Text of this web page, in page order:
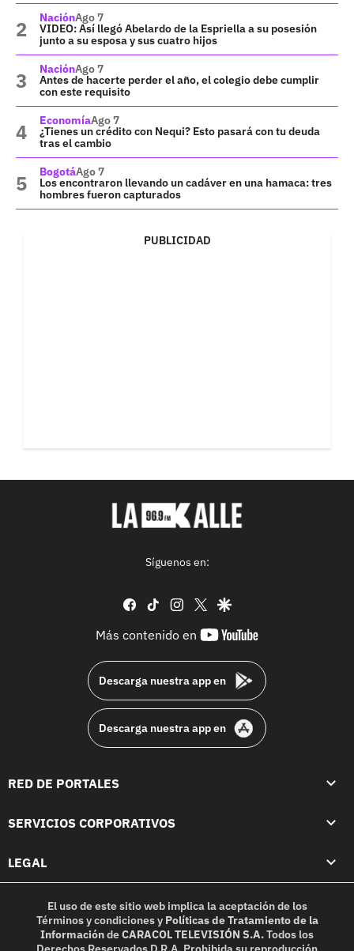
NaciónAgo 7
VIDEO: Así llegó Abelardo de la Espriella a su posesión
junto a su esposa y sus cuatro hijos
NaciónAgo 7
Antes de hacerte perder el año, el colegio debe cumplir
con este requisito
EconomíaAgo 7
¿Tienes un crédito con Nequi? Esto pasará con tu deuda
tras el cambio
BogotáAgo 7
Los encontraron llevando un cadáver en una hamaca: tres
hombres fueron capturados
PUBLICIDAD
Síguenos en:
facebook
tiktok instagram
twittergoogle
Más contenido en
youtube-
Descarga nuestra app en
Descarga nuestra app en
RED DE PORTALES
SERVICIOS CORPORATIVOS
LEGAL
El uso de este sitio web implica la aceptación de los
Términos y condicionesy Políticas de Tratamiento de la
InformacióndeCARACOL TELEVISIÓN S.A.Todos los